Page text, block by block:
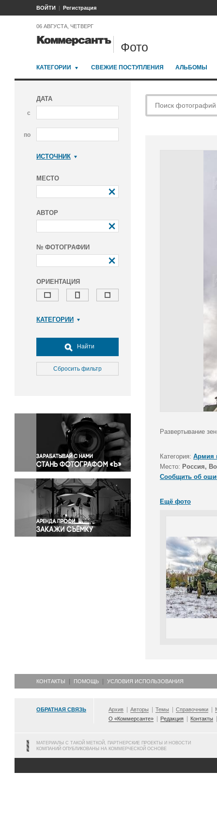
ВОЙТИ Регистрация
06 АВГУСТА, ЧЕТВЕРГ
Фото
КАТЕГОРИИ СВЕЖИЕ ПОСТУПЛЕНИЯ АЛЬБОМЫ
ДАТА
с
по
ИСТОЧНИК
МЕСТО
АВТОР
№ ФОТОГРАФИИ
ОРИЕНТАЦИЯ
КАТЕГОРИИ
Досуг, туризм и отдых
Культура
Медицина
Окружающая среда
Политика
Правосудие
Происшествия и конфликты
Религия
Светская жизнь
Спорт
Экология
Экономика и бизнес
Найти
Сбросить фильтр
Развертывание
Категория: Армия
Место: Россия,
Сообщить об
Ещё фото
КОНТАКТЫ ПОМОЩЬ УСЛОВИЯ ИСПОЛЬЗОВАНИЯ
ОБРАТНАЯ СВЯЗЬ Архив Авторы Темы Справочники
О «Коммерсанте»
Редакция Контакты
МАТЕРИАЛЫ С ТАКОЙ МЕТКОЙ, ПАРТНЕРСКИЕ ПРОЕКТЫ И НОВОСТИ
КОМПАНИЙ ОПУБЛИКОВАНЫ НА КОММЕРЧЕСКОЙ ОСНОВЕ